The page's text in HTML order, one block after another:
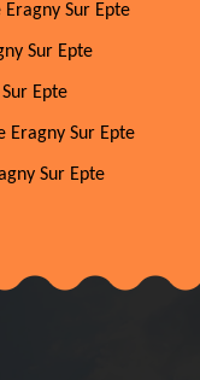
Sur Epte
Sur Epte
Epte
Eragny Sur Epte
Sur Epte